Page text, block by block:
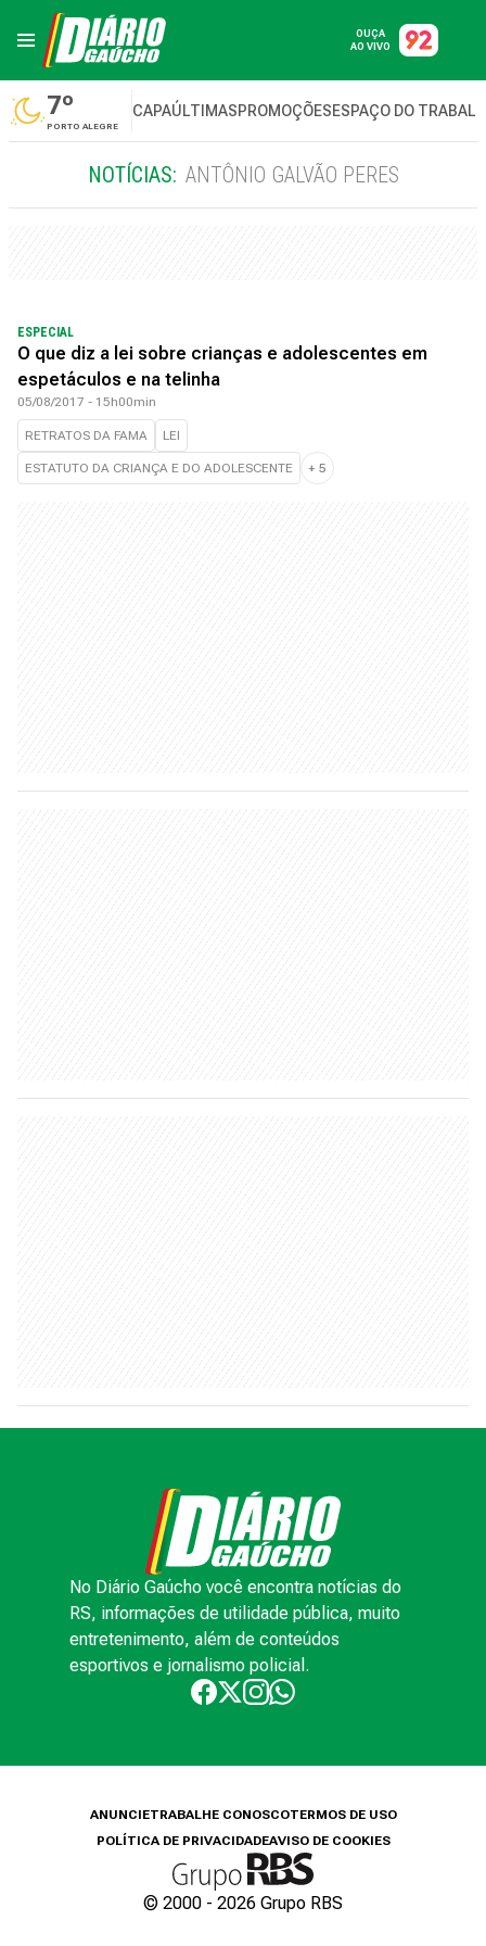
OUÇA
AO VIVO
7º
PORTO ALEGRE
CAPAÚLTIMASPROMOÇÕESESPAÇO DO
NOTÍCIAS: ANTÔNIO GALVÃO PERES
ESPECIAL
O que diz a lei sobre crianças e adolescentes em
espetáculos e na telinha
05/08/2017 - 15h00min
RETRATOS DA FAMA LEI
ESTATUTO DA CRIANÇA E DO ADOLESCENTE + 5
No Diário Gaúcho você encontra notícias do
RS, informações de utilidade pública, muito
entretenimento, além de conteúdos
esportivos e jornalismo policial.
ANUNCIETRABALHE CONOSCOTERMOS DE USO
POLÍTICA DE PRIVACIDADEAVISO DE COOKIES
© 2000 - 2026 Grupo RBS